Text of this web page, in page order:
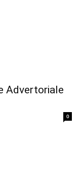
Advertoriale
0